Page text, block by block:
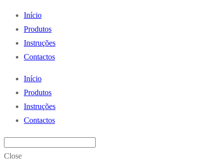
Início
Produtos
Instruções
Contactos
Início
Produtos
Instruções
Contactos
Close